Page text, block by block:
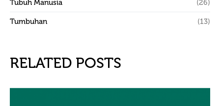
Tubuh Manusia (26)
Tumbuhan (13)
RELATED POSTS